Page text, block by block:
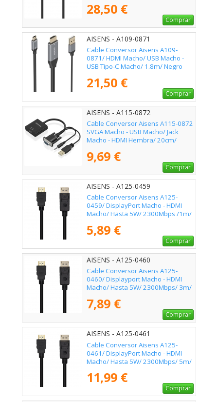
28,50 €
Comprar
AISENS - A109-0871
Cable Conversor Aisens A109-
0871/ HDMI Macho/ USB Macho -
USB Tipo-C Macho/ 1.8m/ Negro
21,50 €
Comprar
AISENS - A115-0872
Cable Conversor Aisens A115-0872
SVGA Macho - USB Macho/ Jack
Macho - HDMI Hembra/ 20cm/
9,69 €
Comprar
AISENS - A125-0459
Cable Conversor Aisens A125-
0459/ DisplayPort Macho - HDMI
Macho/ Hasta 5W/ 2300Mbps /1m/
5,89 €
Comprar
AISENS - A125-0460
Cable Conversor Aisens A125-
0460/ Displayport Macho - HDMI
Macho/ Hasta 5W/ 2300Mbps/ 3m/
7,89 €
Comprar
AISENS - A125-0461
Cable Conversor Aisens A125-
0461/ DisplayPort Macho - HDMI
Macho/ Hasta 5W/ 2300Mbps/ 5m/
11,99 €
Comprar